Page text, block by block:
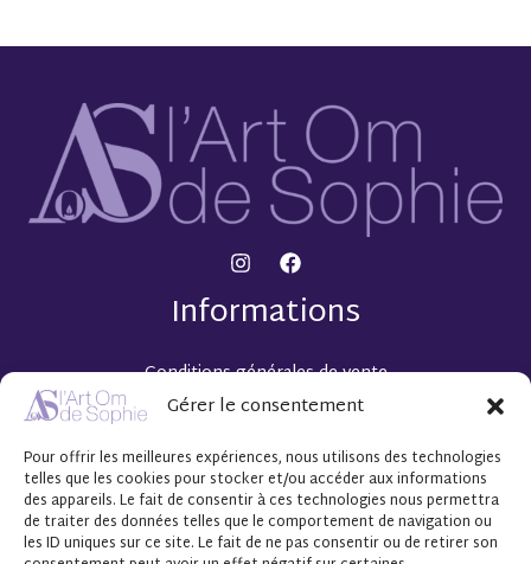
Gérer le consentement
Pour offrir les meilleures expériences, nous utilisons des technologies
telles que les cookies pour stocker et/ou accéder aux informations
des appareils. Le fait de consentir à ces technologies nous permettra
de traiter des données telles que le comportement de navigation ou
les ID uniques sur ce site. Le fait de ne pas consentir ou de retirer son
Informations
Conditions générales de vente
Mentions légales
Mes coups de Cœur artistiques
Collection « 30 »
Espace client